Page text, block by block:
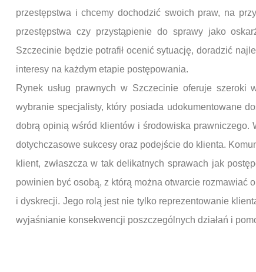
przestępstwa i chcemy dochodzić swoich praw, na
przestępstwa czy przystąpienie do sprawy jako
Szczecinie będzie potrafił ocenić sytuację, doradzić
interesy na każdym etapie postępowania.
Rynek usług prawnych w Szczecinie oferuje
wybranie specjalisty, który posiada udokumentowane
dobrą opinią wśród klientów i środowiska
dotychczasowe sukcesy oraz podejście do klienta.
klient, zwłaszcza w tak delikatnych sprawach jak
powinien być osobą, z którą można otwarcie rozmawiać
i dyskrecji. Jego rolą jest nie tylko reprezentowanie
wyjaśnianie konsekwencji poszczególnych działań i